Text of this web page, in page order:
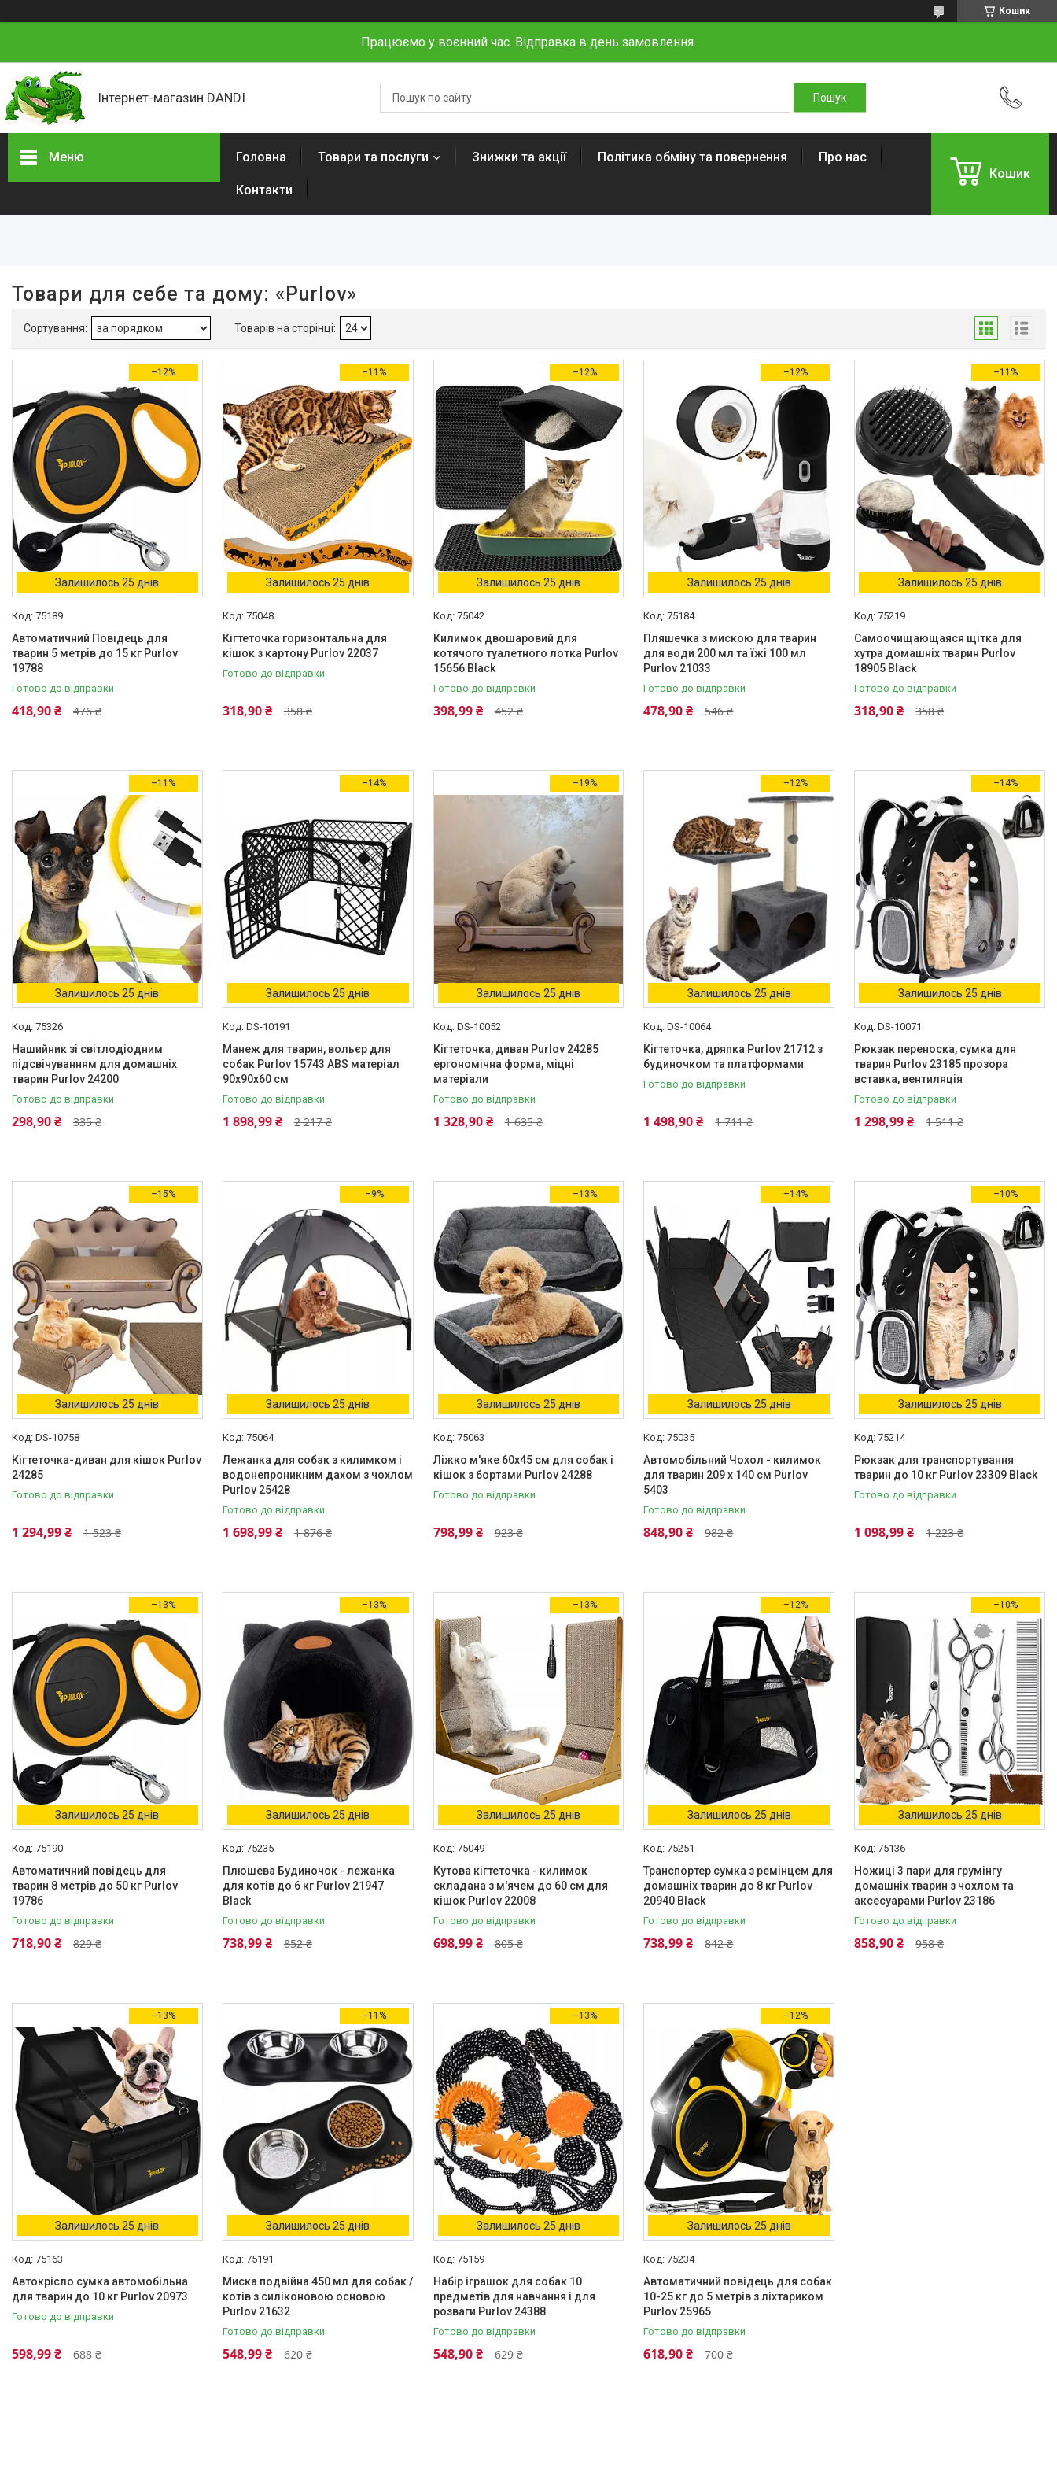
Кошик
Працюємо у воєнний час. Відправка в день замовлення.
Інтернет-магазин DANDI
Меню
В наявності 45
Акція
Білий 3
Жовтий
Жовтогарячий 1
Коричневий 6
Різні кольори 1
Ще 3
Виробник
149
Bass
Bass Polska 4
Вид
Автогамак для перевезення
собак
1
Годівниця/поїльник 2
Дорожная поилка
Коврик 1
Ножиці 1
Ще 3
Тип
Жилети
Закритий 1
Когтеточка 1
Когтеточка-домик
Особливості
1
Место для отдыха 4
Одинарная
Профилактический
Складана конструкція 1
Ще 1
Матеріал
Гофрокартон 3
Кераміка
Комбінований 1
Метал/пластик
Нейлон
Китай 2
Упаковка
Картонна коробка 4
Полиэтиленовый пакет
1
Стан
Нове 39
Тип харчування
USB 1
Товари та послуги
Про нас
Головна Товари та послуги Знижки та акції Політика обміну та повернення Про нас
Контакти
Кошик
Товари для себе та дому: «Purlov»
–12%
Залишилось 25 днів
75189
Автоматичний Повідець для
тварин 5 метрів до 15 кг Purlov
19788
Готово до відправки
476 ₴
418,90 ₴
–11%
Залишилось 25 днів
75048
Кігтеточка горизонтальна для
кішок з картону Purlov 22037
Готово до відправки
358 ₴
318,90 ₴
–12%
Залишилось 25 днів
75042
Килимок двошаровий для
котячого туалетного лотка Purlov
15656 Black
Готово до відправки
452 ₴
398,99 ₴
–12%
Залишилось 25 днів
75184
Пляшечка з мискою для тварин
для води 200 мл та їжі 100 мл
Purlov 21033
Готово до відправки
546 ₴
478,90 ₴
–11%
Залишилось 25 днів
75219
Самоочищающаяся щітка для
хутра домашніх тварин Purlov
18905 Black
Готово до відправки
358 ₴
318,90 ₴
–11%
Залишилось 25 днів
75326
Нашийник зі світлодіодним
підсвічуванням для домашніх
тварин Purlov 24200
Готово до відправки
335 ₴
298,90 ₴
–14%
Залишилось 25 днів
DS-10191
Манеж для тварин, вольєр для
собак Purlov 15743 ABS матеріал
90х90х60 см
Готово до відправки
2 217 ₴
1 898,99 ₴
–19%
Залишилось 25 днів
DS-10052
Кігтеточка, диван Purlov 24285
ергономічна форма, міцні
матеріали
Готово до відправки
1 635 ₴
1 328,90 ₴
–12%
Залишилось 25 днів
DS-10064
Кігтеточка, дряпка Purlov 21712 з
будиночком та платформами
Готово до відправки
1 711 ₴
1 498,90 ₴
–14%
Залишилось 25 днів
DS-10071
Рюкзак переноска, сумка для
тварин Purlov 23185 прозора
вставка, вентиляція
Готово до відправки
1 511 ₴
1 298,99 ₴
–15%
Залишилось 25 днів
DS-10758
Кігтеточка-диван для кішок Purlov
24285
Готово до відправки
1 523 ₴
1 294,99 ₴
–9%
Залишилось 25 днів
75064
Лежанка для собак з килимком і
водонепроникним дахом з чохлом
Purlov 25428
Готово до відправки
1 876 ₴
1 698,99 ₴
–13%
Залишилось 25 днів
75063
Ліжко м'яке 60х45 см для собак і
кішок з бортами Purlov 24288
Готово до відправки
923 ₴
798,99 ₴
–14%
Залишилось 25 днів
75035
Автомобільний Чохол - килимок
для тварин 209 x 140 см Purlov
5403
Готово до відправки
982 ₴
848,90 ₴
–10%
Залишилось 25 днів
75214
Рюкзак для транспортування
тварин до 10 кг Purlov 23309 Black
Готово до відправки
1 223 ₴
1 098,99 ₴
–13%
Залишилось 25 днів
75190
Автоматичний повідець для
тварин 8 метрів до 50 кг Purlov
19786
Готово до відправки
829 ₴
718,90 ₴
–13%
Залишилось 25 днів
75235
Плюшева Будиночок - лежанка
для котів до 6 кг Purlov 21947
Black
Готово до відправки
852 ₴
738,99 ₴
–13%
Залишилось 25 днів
75049
Кутова кігтеточка - килимок
складана з м'ячем до 60 см для
кішок Purlov 22008
Готово до відправки
805 ₴
698,99 ₴
–12%
Залишилось 25 днів
75251
Транспортер сумка з ремінцем для
домашніх тварин до 8 кг Purlov
20940 Black
Готово до відправки
842 ₴
738,99 ₴
–10%
Залишилось 25 днів
75136
Ножиці 3 пари для грумінгу
домашніх тварин з чохлом та
аксесуарами Purlov 23186
Готово до відправки
958 ₴
858,90 ₴
–13%
Залишилось 25 днів
75163
Автокрісло сумка автомобільна
для тварин до 10 кг Purlov 20973
Готово до відправки
688 ₴
598,99 ₴
–11%
Залишилось 25 днів
75191
Миска подвійна 450 мл для собак /
котів з силіконовою основою
Purlov 21632
Готово до відправки
620 ₴
548,99 ₴
–13%
Залишилось 25 днів
75159
Набір іграшок для собак 10
предметів для навчання і для
розваги Purlov 24388
Готово до відправки
629 ₴
548,90 ₴
–12%
Залишилось 25 днів
75234
Автоматичний повідець для собак
10-25 кг до 5 метрів з ліхтариком
Purlov 25965
Готово до відправки
700 ₴
618,90 ₴